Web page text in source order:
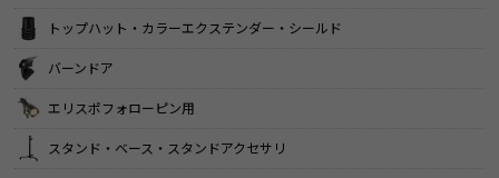
トップハット・カラーエクステンダー・シールド
バーンドア
エリスポフォローピン用
スタンド・ベース・スタンドアクセサリ